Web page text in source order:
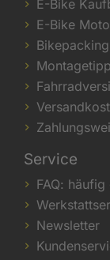
E-Bike
E-Bike
Bikepacking
Service
FAQ:
Newsletter